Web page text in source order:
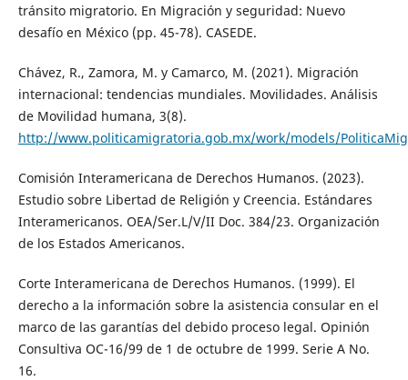
tránsito migratorio. En Migración y seguridad: Nuevo
desafío en México (pp. 45-78). CASEDE.
Chávez, R., Zamora, M. y Camarco, M. (2021). Migración
internacional: tendencias mundiales. Movilidades. Análisis
de Movilidad humana, 3(8).
http://www.politicamigratoria.gob.mx/work/models/
Comisión Interamericana de Derechos Humanos. (2023).
Estudio sobre Libertad de Religión y Creencia. Estándares
Interamericanos. OEA/Ser.L/V/II Doc. 384/23. Organización
de los Estados Americanos.
Corte Interamericana de Derechos Humanos. (1999). El
derecho a la información sobre la asistencia consular en el
marco de las garantías del debido proceso legal. Opinión
Consultiva OC-16/99 de 1 de octubre de 1999. Serie A No.
16.